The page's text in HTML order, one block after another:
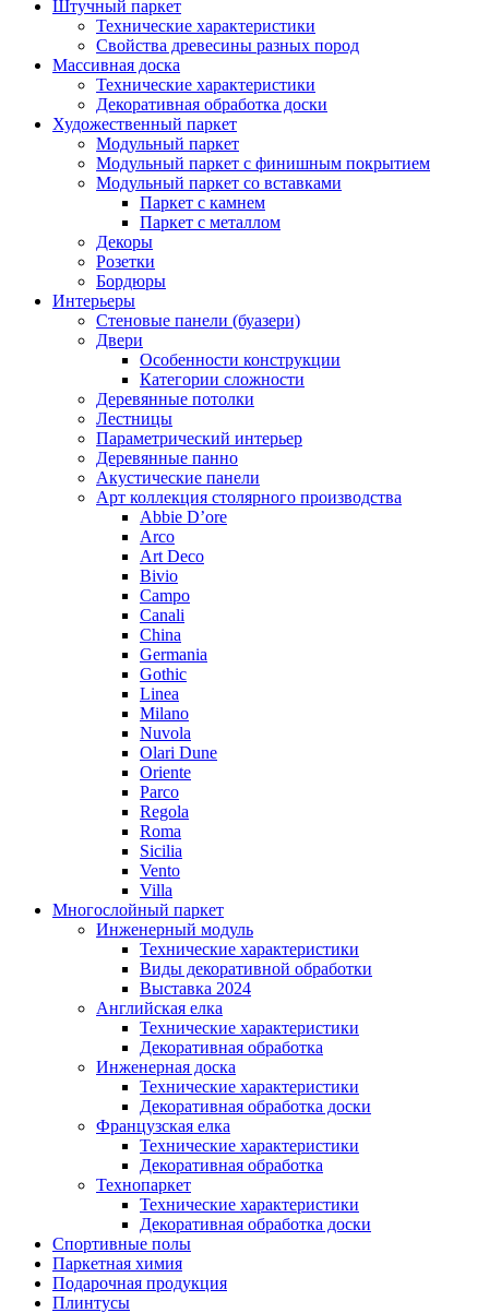
Штучный паркет
Технические характеристики
Свойства древесины разных пород
Массивная доска
Технические характеристики
Декоративная обработка доски
Художественный паркет
Модульный паркет
Модульный паркет с финишным покрытием
Модульный паркет со вставками
Паркет с камнем
Паркет с металлом
Декоры
Розетки
Бордюры
Интерьеры
Стеновые панели (буазери)
Двери
Особенности конструкции
Категории сложности
Деревянные потолки
Лестницы
Параметрический интерьер
Деревянные панно
Акустические панели
Арт коллекция столярного производства
Abbie D’ore
Arco
Art Deco
Bivio
Campo
Canali
China
Germania
Gothic
Linea
Milano
Nuvola
Olari Dune
Oriente
Parco
Regola
Roma
Sicilia
Vento
Villa
Многослойный паркет
Инженерный модуль
Технические характеристики
Виды декоративной обработки
Выставка 2024
Английская елка
Технические характеристики
Декоративная обработка
Инженерная доска
Технические характеристики
Декоративная обработка доски
Французская елка
Технические характеристики
Декоративная обработка
Технопаркет
Технические характеристики
Декоративная обработка доски
Спортивные полы
Паркетная химия
Подарочная продукция
Плинтусы